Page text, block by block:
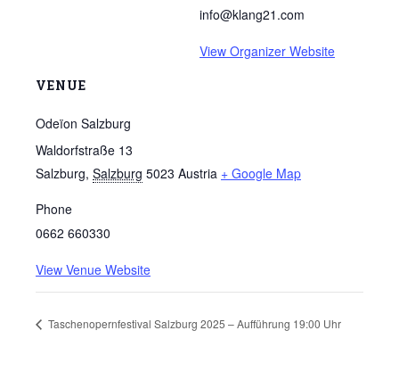
VENUE
Odeïon Salzburg
Waldorfstraße 13
Salzburg, Salzburg 5023 Austria + Google Map
Phone
0662 660330
View Venue Website
info@klang21.com
View Organizer Website
Taschenopernfestival Salzburg 2025 – Aufführung 19:00 Uhr